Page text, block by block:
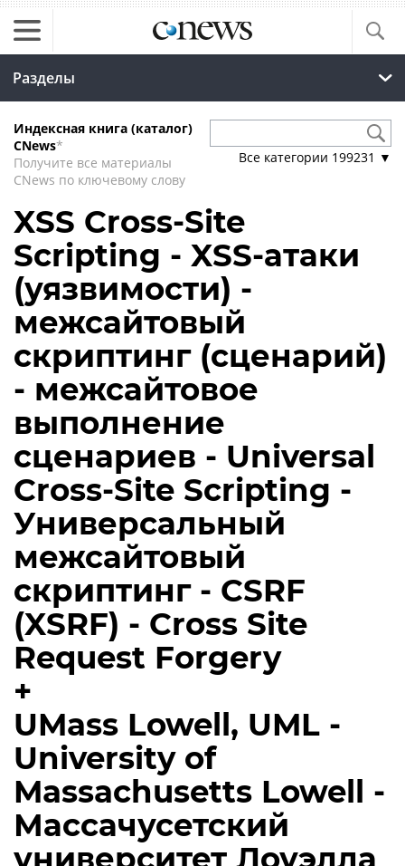
Разделы
Индексная книга (каталог)
CNews*
Получите все материалы
CNews по ключевому слову
Все категории 199231 ▼
XSS Cross-Site
Scripting - XSS-атаки
(уязвимости) -
межсайтовый
скриптинг (сценарий)
- межсайтовое
выполнение
сценариев - Universal
Cross-Site Scripting -
Универсальный
межсайтовый
скриптинг - CSRF
(XSRF) - Cross Site
Request Forgery
+
UMass Lowell, UML -
University of
Massachusetts Lowell -
Массачусетский